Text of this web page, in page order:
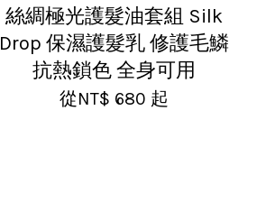
絲綢極光護髮油套組 Silk
Drop 保濕護髮乳 修護毛鱗
抗熱鎖色 全身可用
從NT$ 680 起